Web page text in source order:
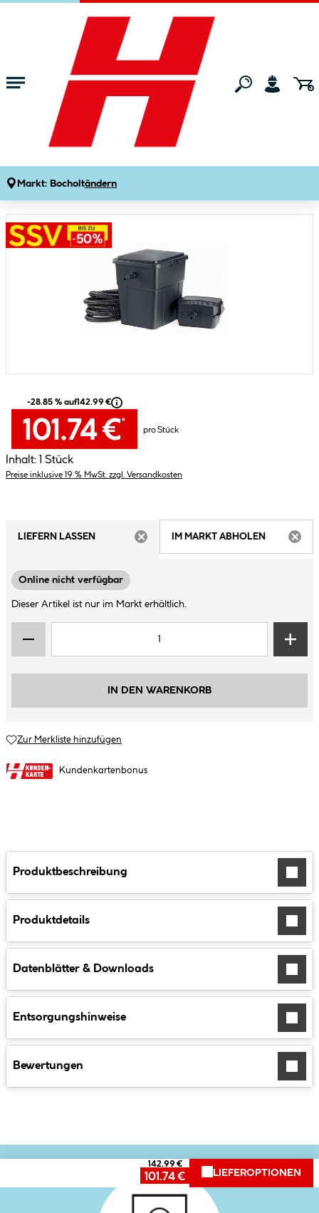
Zum Hauptinhalt springen
Markt: Bocholtändern
Gartenmarkt Gartenteiche & Teichbau
Oase Teichfilter-Set PondoClear 4000
Artikelnummer: 884040
Bildergalerie überspringen
-28.85 % auf142.99 €
101.74 €*
pro Stück
Inhalt: 1 Stück
Preise inklusive 19 % MwSt. zzgl. Versandkosten
LIEFERN LASSEN
IM MARKT ABHOLEN
Online nicht verfügbar
Dieser Artikel ist nur im Markt erhältlich.
IN DEN WARENKORB
Zur Merkliste hinzufügen
Kundenkartenbonus
Produktbeschreibung
Produktdetails
Datenblätter & Downloads
Entsorgungshinweise
Bewertungen
142.99 €
101.74 € LIEFEROPTIONEN